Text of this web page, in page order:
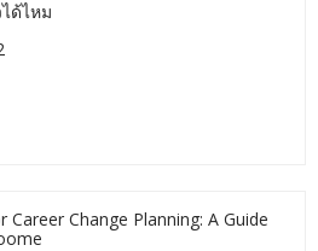
ด้ไหม
Change Planning: A Guide